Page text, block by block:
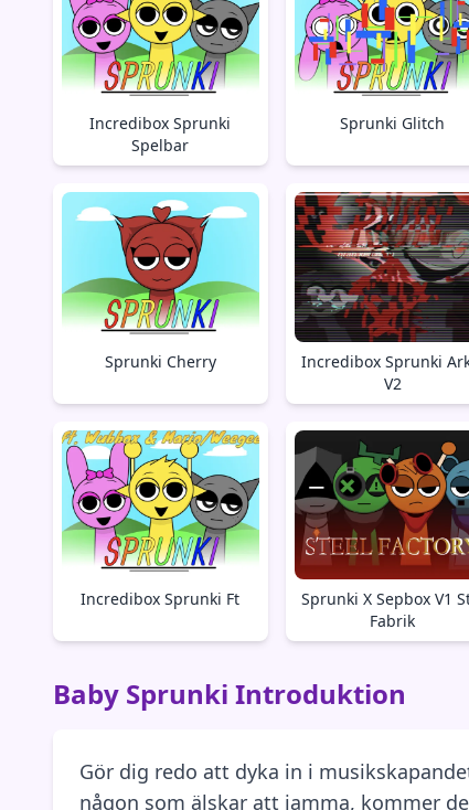
Incredibox Sprunki
Spelbar
Sprunki Glitch
Sprunki Cherry
Incredibox Sprunki
V2
Incredibox Sprunki Ft
Sprunki X Sepbox V1
Fabrik
Baby Sprunki Introduktion
Gör dig redo att dyka in i
någon som älskar att jamma, kommer